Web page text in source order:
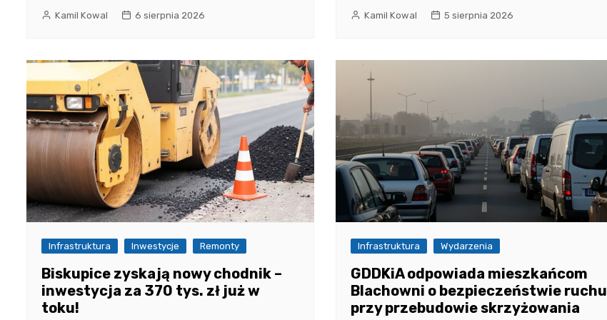
Kamil Kowal 6 sierpnia 2026 Kamil Kowal 5 sierpnia 2026
Infrastruktura Inwestycje Remonty
Biskupice zyskają nowy chodnik –
inwestycja za 370 tys. zł już w
toku!
Infrastruktura Wydarzenia
GDDKiA odpowiada mieszkańcom
Blachowni o bezpieczeństwie ruchu
przy przebudowie skrzyżowania